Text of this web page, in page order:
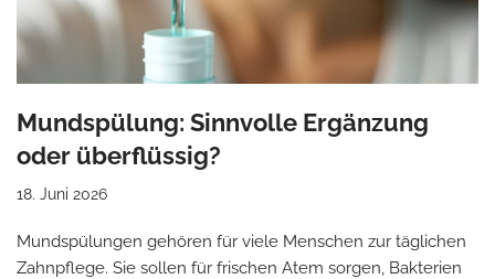
Mundspülung: Sinnvolle Ergänzung
oder überflüssig?
18. Juni 2026
Mundspülungen gehören für viele Menschen zur täglichen
Zahnpflege. Sie sollen für frischen Atem sorgen, Bakterien